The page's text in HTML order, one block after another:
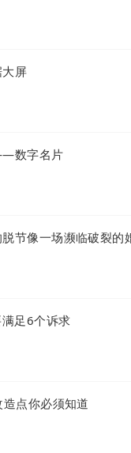
常我把巨头平台
等。
商，还是店商，
平台、渠道的过
销，但是
能繁荣呢？
屏
数字名片
节像一场濒临破裂的
足6个诉求
点你必须知道